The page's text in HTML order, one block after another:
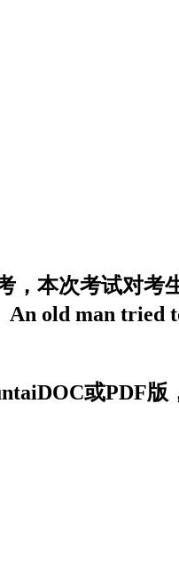
本次考试对考
old man tried
或PDF版